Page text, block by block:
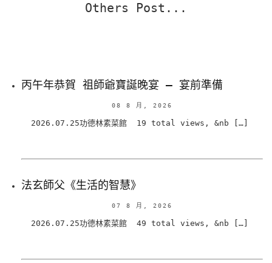
Others Post...
丙午年恭賀 祖師爺寶誕晚宴 – 宴前準備
08 8 月, 2026
2026.07.25功德林素菜館 19 total views, &nb […]
法玄師父《生活的智慧》
07 8 月, 2026
2026.07.25功德林素菜館 49 total views, &nb […]